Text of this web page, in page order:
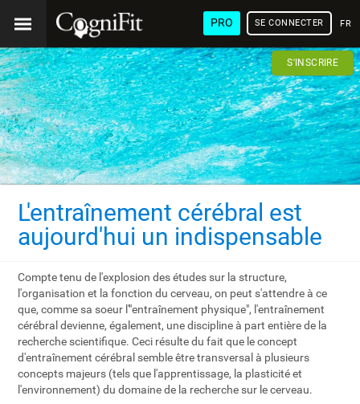
PRO SE CONNECTER
S'INSCRIRE
L'entraînement cérébral est
aujourd'hui un indispensable
Compte tenu de l'explosion des études sur la structure,
l'organisation et la fonction du cerveau, on peut s'attendre à ce
que, comme sa soeur l'"entraînement physique", l'entraînement
cérébral devienne, également, une discipline à part entière de la
recherche scientifique. Ceci résulte du fait que le concept
d'entraînement cérébral semble être transversal à plusieurs
concepts majeurs (tels que l'apprentissage, la plasticité et
l'environnement) du domaine de la recherche sur le cerveau.